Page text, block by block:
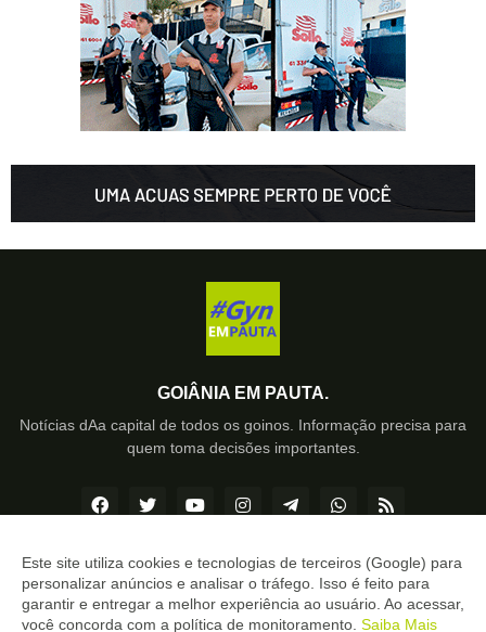
GOIÂNIA EM PAUTA.
Notícias dAa capital de todos os goinos. Informação precisa para
quem toma decisões importantes.
Copyright ©2026Goiânia EM PAUTA
Este site utiliza cookies e tecnologias de terceiros (Google) para
personalizar anúncios e analisar o tráfego. Isso é feito para
garantir e entregar a melhor experiência ao usuário. Ao acessar,
você concorda com a política de monitoramento. Saiba Mais